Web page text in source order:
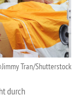
Jimmy Tran/Shutterstock
durch